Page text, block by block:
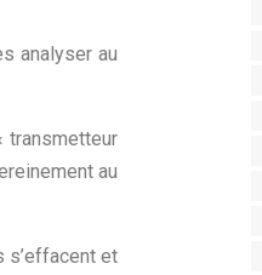
analyser au
transmetteur
au
s’effacent et